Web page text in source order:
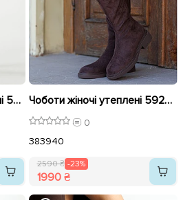
Чоботи - ботфорти жіночі 592940 Чорні Чоботи жіночі утеплені 592928 Коричневі розпродаж
0
383940
2590 ₴ -23%
1990 ₴